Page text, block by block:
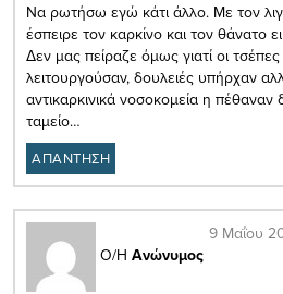
Να ρωτήσω εγώ κάτι άλλο. Με τον
έσπειρε τον καρκίνο και τον θάνατο
Δεν μας πείραζε όμως γιατί οι
λειτουργούσαν, δουλειές υπήρχαν
αντικαρκινικά νοσοκομεία η πέθαναν
ταμείο…
ΑΠΑΝΤΗΣΗ
Ο/Η Ανώνυμος
9 Μαΐου